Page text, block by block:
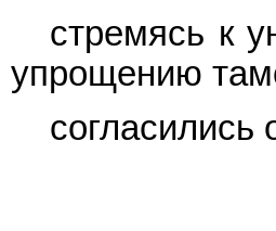
стремясь к
упрощению